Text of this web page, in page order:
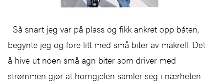
Så snart jeg var på plass og fikk ankret opp båten,
begynte jeg og fore litt med små biter av makrell. Det
å hive ut noen små agn biter som driver med
strømmen gjør at horngjelen samler seg i nærheten